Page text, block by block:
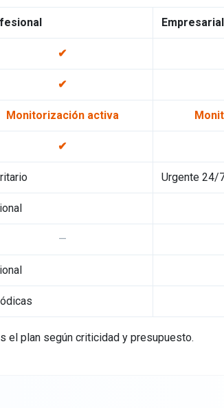
Empresarial
✔
✔
Monitorización activa
✔
Urgente 24/
—
el plan según criticidad y presupuesto.